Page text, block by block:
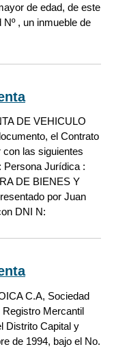
de edad, de este
, un inmueble de
DE VEHICULO
el Contrato
las siguientes
Persona Jurídica :
DE BIENES Y
por Juan
DNI N:
C.A, Sociedad
Mercantil
Distrito Capital y
de 1994, bajo el No.